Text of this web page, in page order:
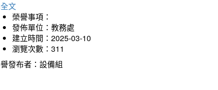
文
榮譽事項：
發佈單位：教務處
建立時間：2025-03-10
瀏覽次數：311
發布者：設備組